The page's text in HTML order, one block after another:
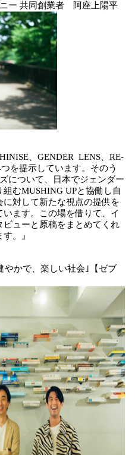
ー 共同創業者 阿座上陽平
、GENDER LENS、RE-
を提示しています。そのう
について、日本でジェンダー
むMUSHING UPと協働し自
対して新たな視点の提供を
ます。この場を借りて、イ
ューと原稿をまとめてくれ
。』
やかで、楽しい社会｣【ゼブ